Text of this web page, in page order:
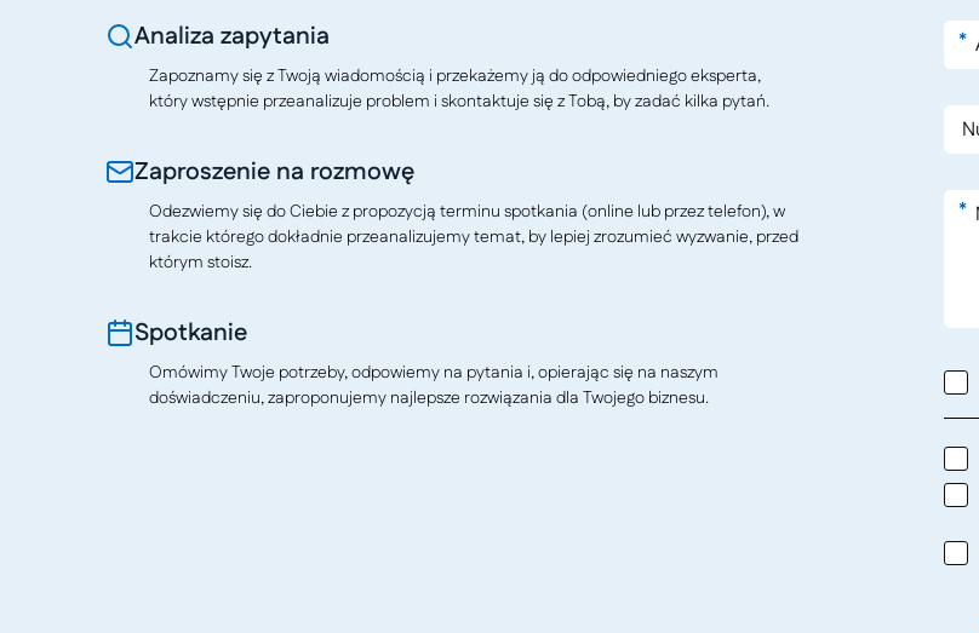
Analiza zapytania
Zapoznamy się z Twoją wiadomością i przekażemy ją do odpowiedniego eksperta,
który wstępnie przeanalizuje problem i skontaktuje się z Tobą, by zadać kilka pytań.
Zaproszenie na rozmowę
Odezwiemy się do Ciebie z propozycją terminu spotkania (online lub przez telefon), w
trakcie którego dokładnie przeanalizujemy temat, by lepiej zrozumieć wyzwanie, przed
którym stoisz.
Spotkanie
Omówimy Twoje potrzeby, odpowiemy na pytania i, opierając się na naszym
doświadczeniu, zaproponujemy najlepsze rozwiązania dla Twojego biznesu.
*
*